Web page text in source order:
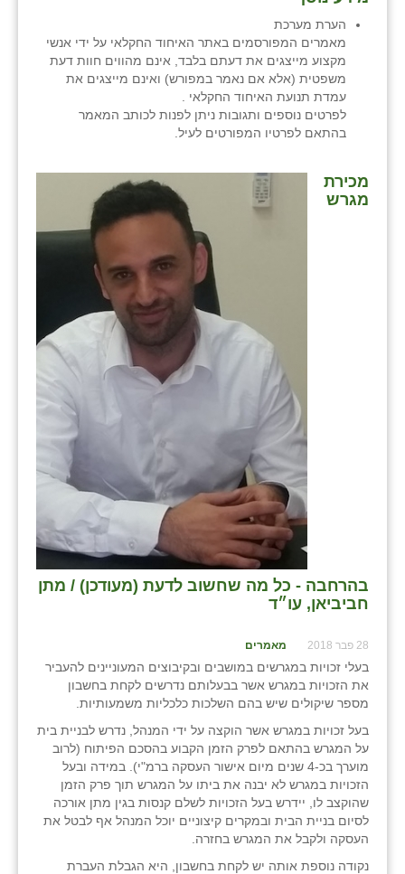
הערת מערכת
מאמרים המפורסמים באתר האיחוד החקלאי על ידי אנשי
מקצוע מייצגים את דעתם בלבד, אינם מהווים חוות דעת
משפטית (אלא אם נאמר במפורש) ואינם מייצגים את
עמדת תנועת האיחוד החקלאי .
לפרטים נוספים ותגובות ניתן לפנות לכותב המאמר
בהתאם לפרטיו המפורטים לעיל.
מכירת
מגרש
בהרחבה - כל מה שחשוב לדעת (מעודכן) / מתן
חביביאן, עו״ד
28 פבר 2018 מאמרים
בעלי זכויות במגרשים במושבים ובקיבוצים המעוניינים להעביר
את הזכויות במגרש אשר בבעלותם נדרשים לקחת בחשבון
מספר שיקולים שיש בהם השלכות כלכליות משמעותיות.
בעל זכויות במגרש אשר הוקצה על ידי המנהל, נדרש לבניית בית
על המגרש בהתאם לפרק הזמן הקבוע בהסכם הפיתוח (לרוב
מוערך בכ-4 שנים מיום אישור העסקה ברמ"י). במידה ובעל
הזכויות במגרש לא יבנה את ביתו על המגרש תוך פרק הזמן
שהוקצב לו, יידרש בעל הזכויות לשלם קנסות בגין מתן אורכה
לסיום בניית הבית ובמקרים קיצוניים יוכל המנהל אף לבטל את
העסקה ולקבל את המגרש בחזרה.
נקודה נוספת אותה יש לקחת בחשבון, היא הגבלת העברת